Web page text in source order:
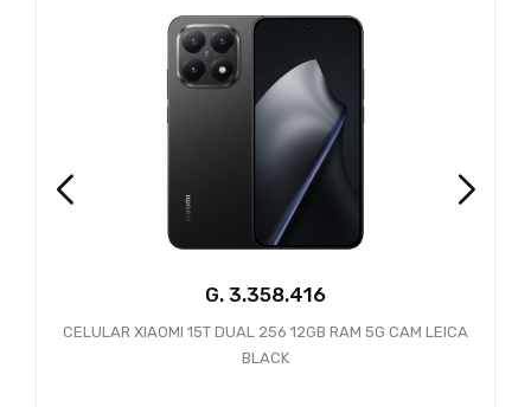
G.
CELULAR XIAOMI 15T DUAL 256 12GB RAM 5G CAM LEICA
BLACK